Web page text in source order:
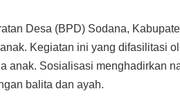
Desa (BPD) Sodana,
Kegiatan ini yang difasilitasi
anak. Sosialisasi menghadirkan
balita dan ayah.